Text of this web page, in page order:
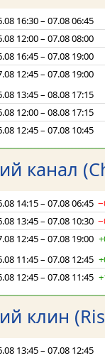
16:30 – 07.08 06:45
12:00 – 07.08 08:00
16:45 – 07.08 19:00
12:45 – 07.08 19:00
13:45 – 08.08 17:15
12:00 – 08.08 17:15
12:45 – 07.08 10:45
канал
14:15 – 07.08 06:45
13:45 – 07.08 10:30
12:45 – 07.08 19:00
11:45 – 07.08 12:45
12:45 – 07.08 11:45
клин
13:45 – 07.08 12:45